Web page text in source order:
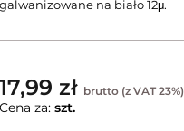
galwanizowane na biało 12μ.
17,99 zł brutto (z VAT 23%)
Cena za: szt.